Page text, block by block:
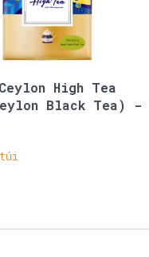
High Tea
Black Tea) -